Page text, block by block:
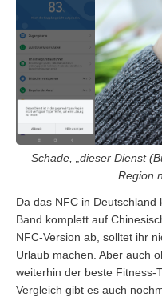
Schade, „dieser Dienst
Region
Da das NFC in
Band komplett auf
NFC-Version ab, solltet ihr
Urlaub machen. Aber auch
weiterhin der beste Fitness-
Vergleich gibt es auch